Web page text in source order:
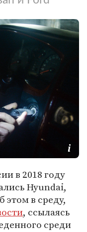
в 2018 году
Hyundai,
этом в среду,
, ссылаясь
среди